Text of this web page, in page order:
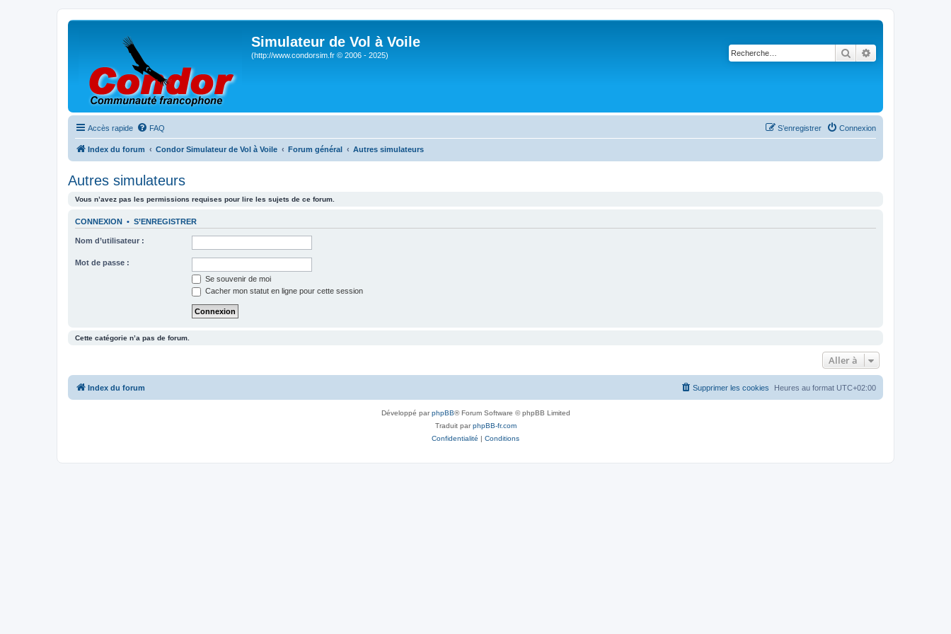
Simulateur de Vol à Voile
(http://www.condorsim.fr © 2006 - 2025) Rechercher
Accès rapide FAQ Connexion
S’enregistrer
Index du forum Condor Simulateur de Vol à Voile Forum général Autres simulateurs
Autres simulateurs
Vous n’avez pas les permissions requises pour lire les sujets de ce forum.
CONNEXION • S’ENREGISTRER
Nom d’utilisateur :
Mot de passe :
Se souvenir de moi
Cacher mon statut en ligne pour cette session
Cette catégorie n’a pas de forum.
Aller à
Index du forum Heures au format UTC+02:00
Supprimer les cookies
Développé parphpBB® Forum Software © phpBB Limited
Traduit parphpBB-fr.com
Confidentialité | Conditions